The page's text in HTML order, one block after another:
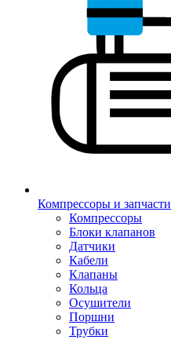
Компрессоры и запчасти
Компрессоры
Блоки клапанов
Датчики
Кабели
Клапаны
Кольца
Осушители
Поршни
Трубки